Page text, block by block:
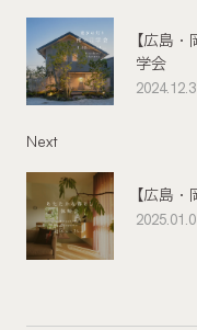
【広島
学会
Next
【広島